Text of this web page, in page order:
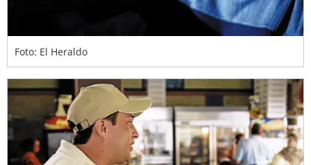
Foto: El Heraldo